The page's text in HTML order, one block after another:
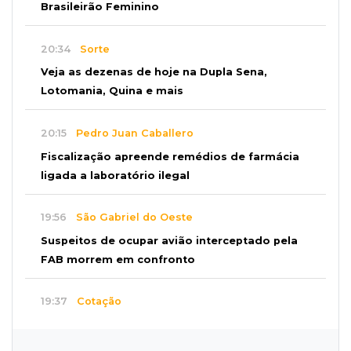
Brasileirão Feminino
20:34 Sorte
Veja as dezenas de hoje na Dupla Sena,
Lotomania, Quina e mais
20:15 Pedro Juan Caballero
Fiscalização apreende remédios de farmácia
ligada a laboratório ilegal
19:56 São Gabriel do Oeste
Suspeitos de ocupar avião interceptado pela
FAB morrem em confronto
19:37 Cotação